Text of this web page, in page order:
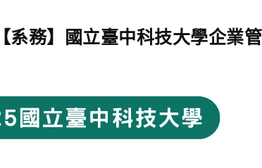
【系務】國立臺中科技大學企業